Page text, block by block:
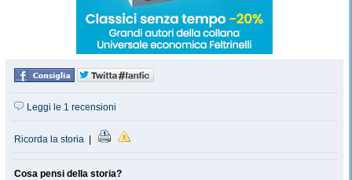
Leggi le 1 recensioni
Ricorda la storia
Cosa pensi della storia?